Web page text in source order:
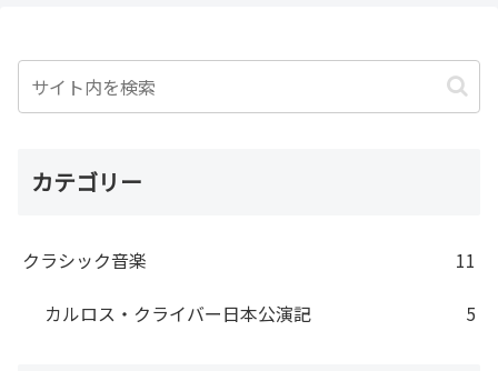
カテゴリー
クラシック音楽
11
カルロス・クライバー日本公演記
5